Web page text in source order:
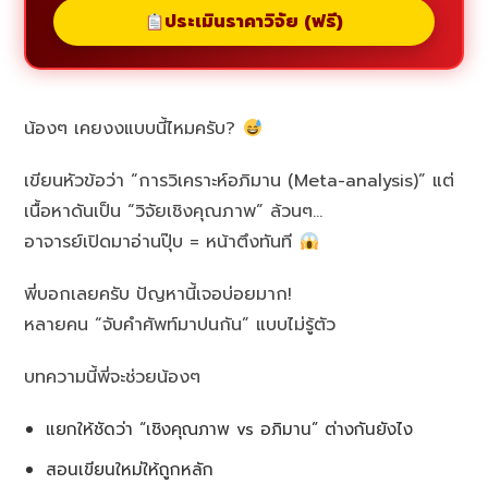
ประเมินราคาวิจัย (ฟรี)
น้องๆ เคยงงแบบนี้ไหมครับ?
เขียนหัวข้อว่า “การวิเคราะห์อภิมาน (Meta-analysis)” แต่
เนื้อหาดันเป็น “วิจัยเชิงคุณภาพ” ล้วนๆ…
อาจารย์เปิดมาอ่านปุ๊บ = หน้าตึงทันที
พี่บอกเลยครับ ปัญหานี้เจอบ่อยมาก!
หลายคน “จับคำศัพท์มาปนกัน” แบบไม่รู้ตัว
บทความนี้พี่จะช่วยน้องๆ
แยกให้ชัดว่า “เชิงคุณภาพ vs อภิมาน” ต่างกันยังไง
สอนเขียนใหม่ให้ถูกหลัก